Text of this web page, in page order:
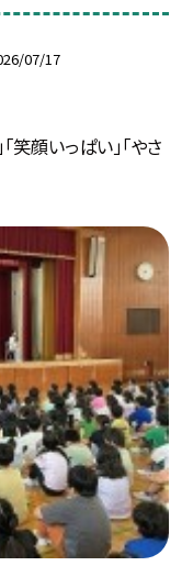
07/17
笑顔いっぱい」「やさ